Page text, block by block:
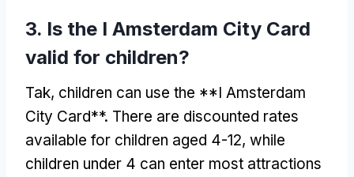
3. Is the I Amsterdam City Card
valid for children?
Tak, children can use the **I Amsterdam
City Card**. There are discounted rates
available for children aged 4-12, while
children under 4 can enter most attractions